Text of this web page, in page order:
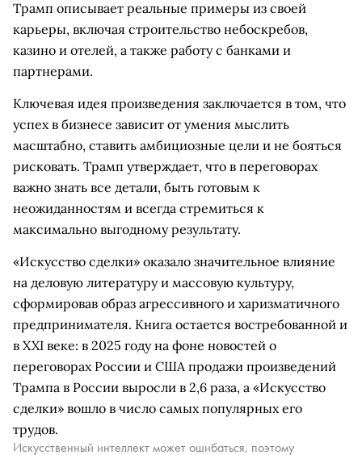
Трамп описывает реальные примеры из своей
карьеры, включая строительство небоскребов,
казино и отелей, а также работу с банками и
партнерами.
Ключевая идея произведения заключается в том, что
успех в бизнесе зависит от умения мыслить
масштабно, ставить амбициозные цели и не бояться
рисковать. Трамп утверждает, что в переговорах
важно знать все детали, быть готовым к
неожиданностям и всегда стремиться к
максимально выгодному результату.
«Искусство сделки» оказало значительное влияние
на деловую литературу и массовую культуру,
сформировав образ агрессивного и харизматичного
предпринимателя. Книга остается востребованной и
в XXI веке: в 2025 году на фоне новостей о
переговорах России и США продажи произведений
Трампа в России выросли в 2,6 раза, а «Искусство
сделки» вошло в число самых популярных его
трудов.
Искусственный интеллект может ошибаться, поэтому